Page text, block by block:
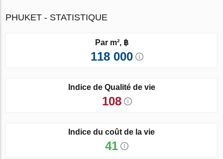
PHUKET - STATISTIQUE
Par m², ฿
118 000
Indice de Qualité de vie
108
Indice du coût de la vie
41